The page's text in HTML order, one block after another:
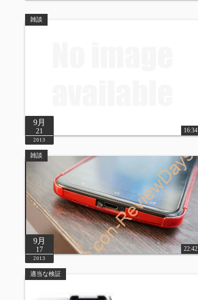
雑談
9月
21
2013
16:34
雑談
9月
17
2013
22:42
適当な検証